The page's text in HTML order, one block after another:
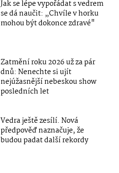
Jak se lépe vypořádat s vedrem
se dá naučit: „Chvíle v horku
mohou být dokonce zdravé"
Zatmění roku 2026 už za pár
dnů: Nenechte si ujít
nejúžasnější nebeskou show
posledních let
Vedra ještě zesílí. Nová
předpověď naznačuje, že
budou padat další rekordy